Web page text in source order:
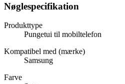
Nøglespecifikation
Produkttype
Pungetui til mobiltelefon
Kompatibel med (mærke)
Samsung
Farve